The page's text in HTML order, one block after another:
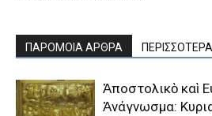
ΠΑΡΟΜΟΙΑ ΑΡΘΡΑ ΠΕΡΙΣΣΟΤΕΡΑ
Ἀποστολικὸ καὶ
Ἀνάγνωσμα: